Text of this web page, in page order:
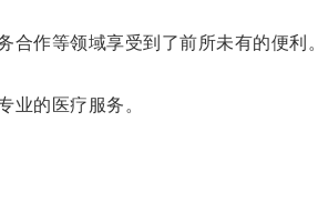
作等领域享受到了前所未有的便利。
的医疗服务。